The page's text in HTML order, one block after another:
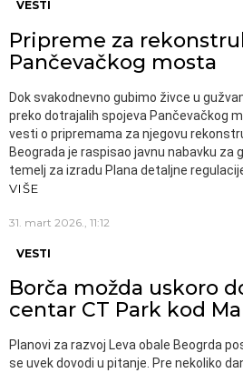
VESTI
Pripreme za
Pančevačkog mosta
Dok svakodnevno gubimo živce u
preko dotrajalih spojeva Pančevačkog
vesti o pripremama za njegovu
Beograda je raspisao javnu nabavku za
temelj za izradu Plana detaljne
VIŠE
31. mart 2026., 11:12
VESTI
Borča možda uskoro
centar CT Park kod
Planovi za razvoj Leva obale Beogrda
se uvek dovodi u pitanje. Pre nekoliko